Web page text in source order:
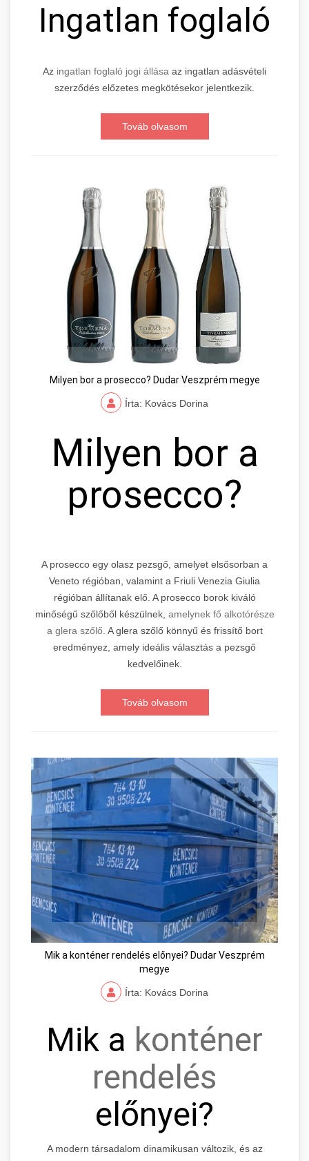
Ingatlan foglaló
Az ingatlan foglaló jogi állása az ingatlan adásvételi
szerződés előzetes megkötésekor jelentkezik.
Továb olvasom
Milyen bor a prosecco? Dudar Veszprém megye
Írta: Kovács Dorina
Milyen bor a
prosecco?
A prosecco egy olasz pezsgő, amelyet elsősorban a
Veneto régióban, valamint a Friuli Venezia Giulia
régióban állítanak elő. A prosecco borok kiváló
minőségű szőlőből készülnek, amelynek fő alkotórésze
a glera szőlő. A glera szőlő könnyű és frissítő bort
eredményez, amely ideális választás a pezsgő
kedvelőinek.
Továb olvasom
Mik a konténer rendelés előnyei? Dudar Veszprém
megye
Írta: Kovács Dorina
Mik a konténer
rendelés
előnyei?
A modern társadalom dinamikusan változik, és az